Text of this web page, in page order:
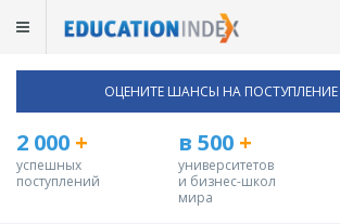
ОЦЕНИТЕ ШАНСЫ НА ПОСТУПЛЕНИЕ
2 000 +
успешных
поступлений
в 500 +
университетов
и бизнес-школ
мира